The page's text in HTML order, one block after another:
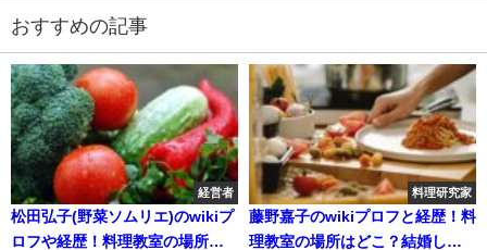
おすすめの記事
経営者
松田弘子(野菜ソムリエ)のwikiプ
ロフや経歴！料理教室の場所は
料理研究家
藤野嘉子のwikiプロフと経歴！料
理教室の場所はどこ？結婚した